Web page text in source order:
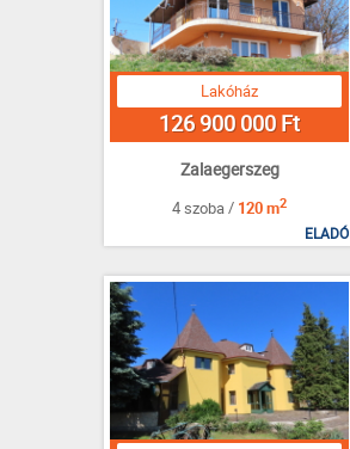
Lakóház
126 900 000 Ft
Zalaegerszeg
4 szoba / 120 m2
ELADÓ